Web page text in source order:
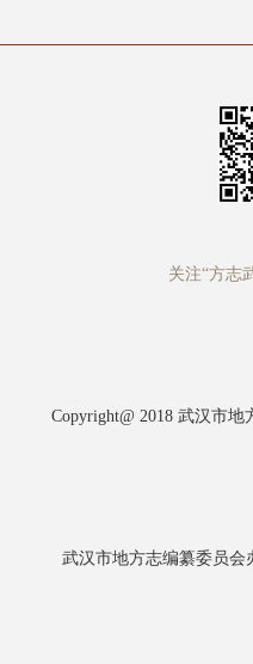
关注“方志
Copyright@ 2018 武汉市
武汉市地方志编纂委员会